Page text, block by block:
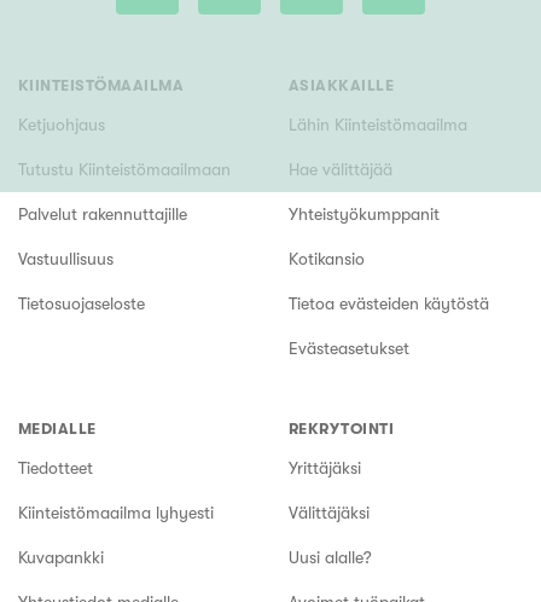
KIINTEISTÖMAAILMA
Ketjuohjaus
Tutustu Kiinteistömaailmaan
Palvelut rakennuttajille
Vastuullisuus
Tietosuojaseloste
ASIAKKAILLE
Lähin Kiinteistömaailma
Hae välittäjää
Yhteistyökumppanit
Kotikansio
Tietoa evästeiden käytöstä
Evästeasetukset
MEDIALLE
Tiedotteet
Kiinteistömaailma lyhyesti
Kuvapankki
REKRYTOINTI
Yrittäjäksi
Välittäjäksi
Uusi alalle?